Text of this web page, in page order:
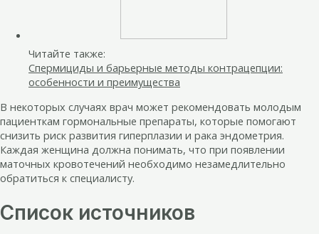
Читайте также:
Спермициды и барьерные методы контрацепции:
особенности и преимущества
В некоторых случаях врач может рекомендовать молодым
пациенткам гормональные препараты, которые помогают
снизить риск развития гиперплазии и рака эндометрия.
Каждая женщина должна понимать, что при появлении
маточных кровотечений необходимо незамедлительно
обратиться к специалисту.
Список источников